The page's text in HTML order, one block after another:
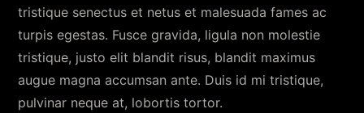
tristique senectus et netus et malesuada fames ac
turpis egestas. Fusce gravida, ligula non molestie
tristique, justo elit blandit risus, blandit maximus
augue magna accumsan ante. Duis id mi tristique,
pulvinar neque at, lobortis tortor.